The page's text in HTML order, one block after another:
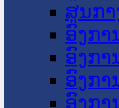
ສູນກ
ອົງກ
ອົງກ
ອົງກ
ອົງກ